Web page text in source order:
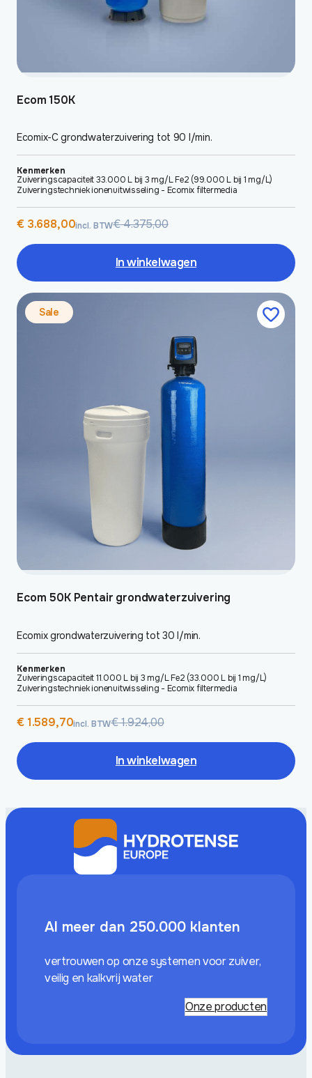
Ecom 150K
Ecomix-C grondwaterzuivering tot 90 l/min.
Kenmerken
Zuiveringscapaciteit 33.000 L bij 3 mg/L Fe2 (99.000 L bij 1 mg/L)
Zuiveringstechniek ionenuitwisseling - Ecomix filtermedia
€4.375,00
Oorspronkelijke
was:
€ 4.375,00.
€3.688,00
Huidige
is:
€ 3.688,00.
incl. BTW
In winkelwagen
Ecom 50K Pentair grondwaterzuivering
Ecomix grondwaterzuivering tot 30 l/min.
Kenmerken
Zuiveringscapaciteit 11.000 L bij 3 mg/L Fe2 (33.000 L bij 1 mg/L)
Zuiveringstechniek ionenuitwisseling - Ecomix filtermedia
€1.924,00
Oorspronkelijke
was:
€ 1.924,00.
€1.589,70
Huidige
is:
€ 1.589,70.
incl. BTW
In winkelwagen
Al meer dan 250.000 klanten
vertrouwen op onze systemen voor zuiver,
veilig en kalkvrij water
Onze producten